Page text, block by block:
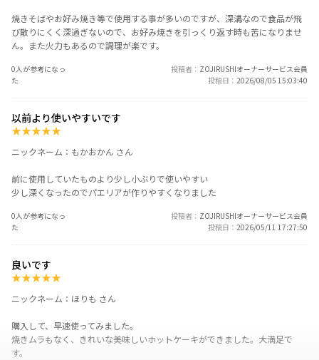
焼きそばやお好み焼き等で使用する事が多いのですが、深溝なので食品が飛
び散りにくく深過ぎないので、お好み焼きを引っくり返す時も苦になりませ
ん。また火力もあるので調理が楽です。
0人が参考になっ
た
投稿者
ZOJIRUSHIオーナーサービス会員
投稿日
2026/08/05 15:03:40
以前より使いやすいです
★★★★★
ニックネーム：もかおかん さん
前に使用していたものより少し小ぶりで使いやすい
少し深くなったのでパエリアが作りやすくなりました
0人が参考になっ
た
投稿者
ZOJIRUSHIオーナーサービス会員
投稿日
2026/05/11 17:27:50
良いです
★★★★★
ニックネーム：ほりも さん
購入して、早速使ってみました。
焼きムラもなく、きれいな美味しいホットケーキができました。大満足で
す。